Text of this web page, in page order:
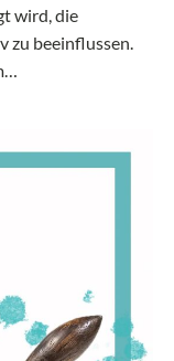
wird, die
zu beeinflussen.